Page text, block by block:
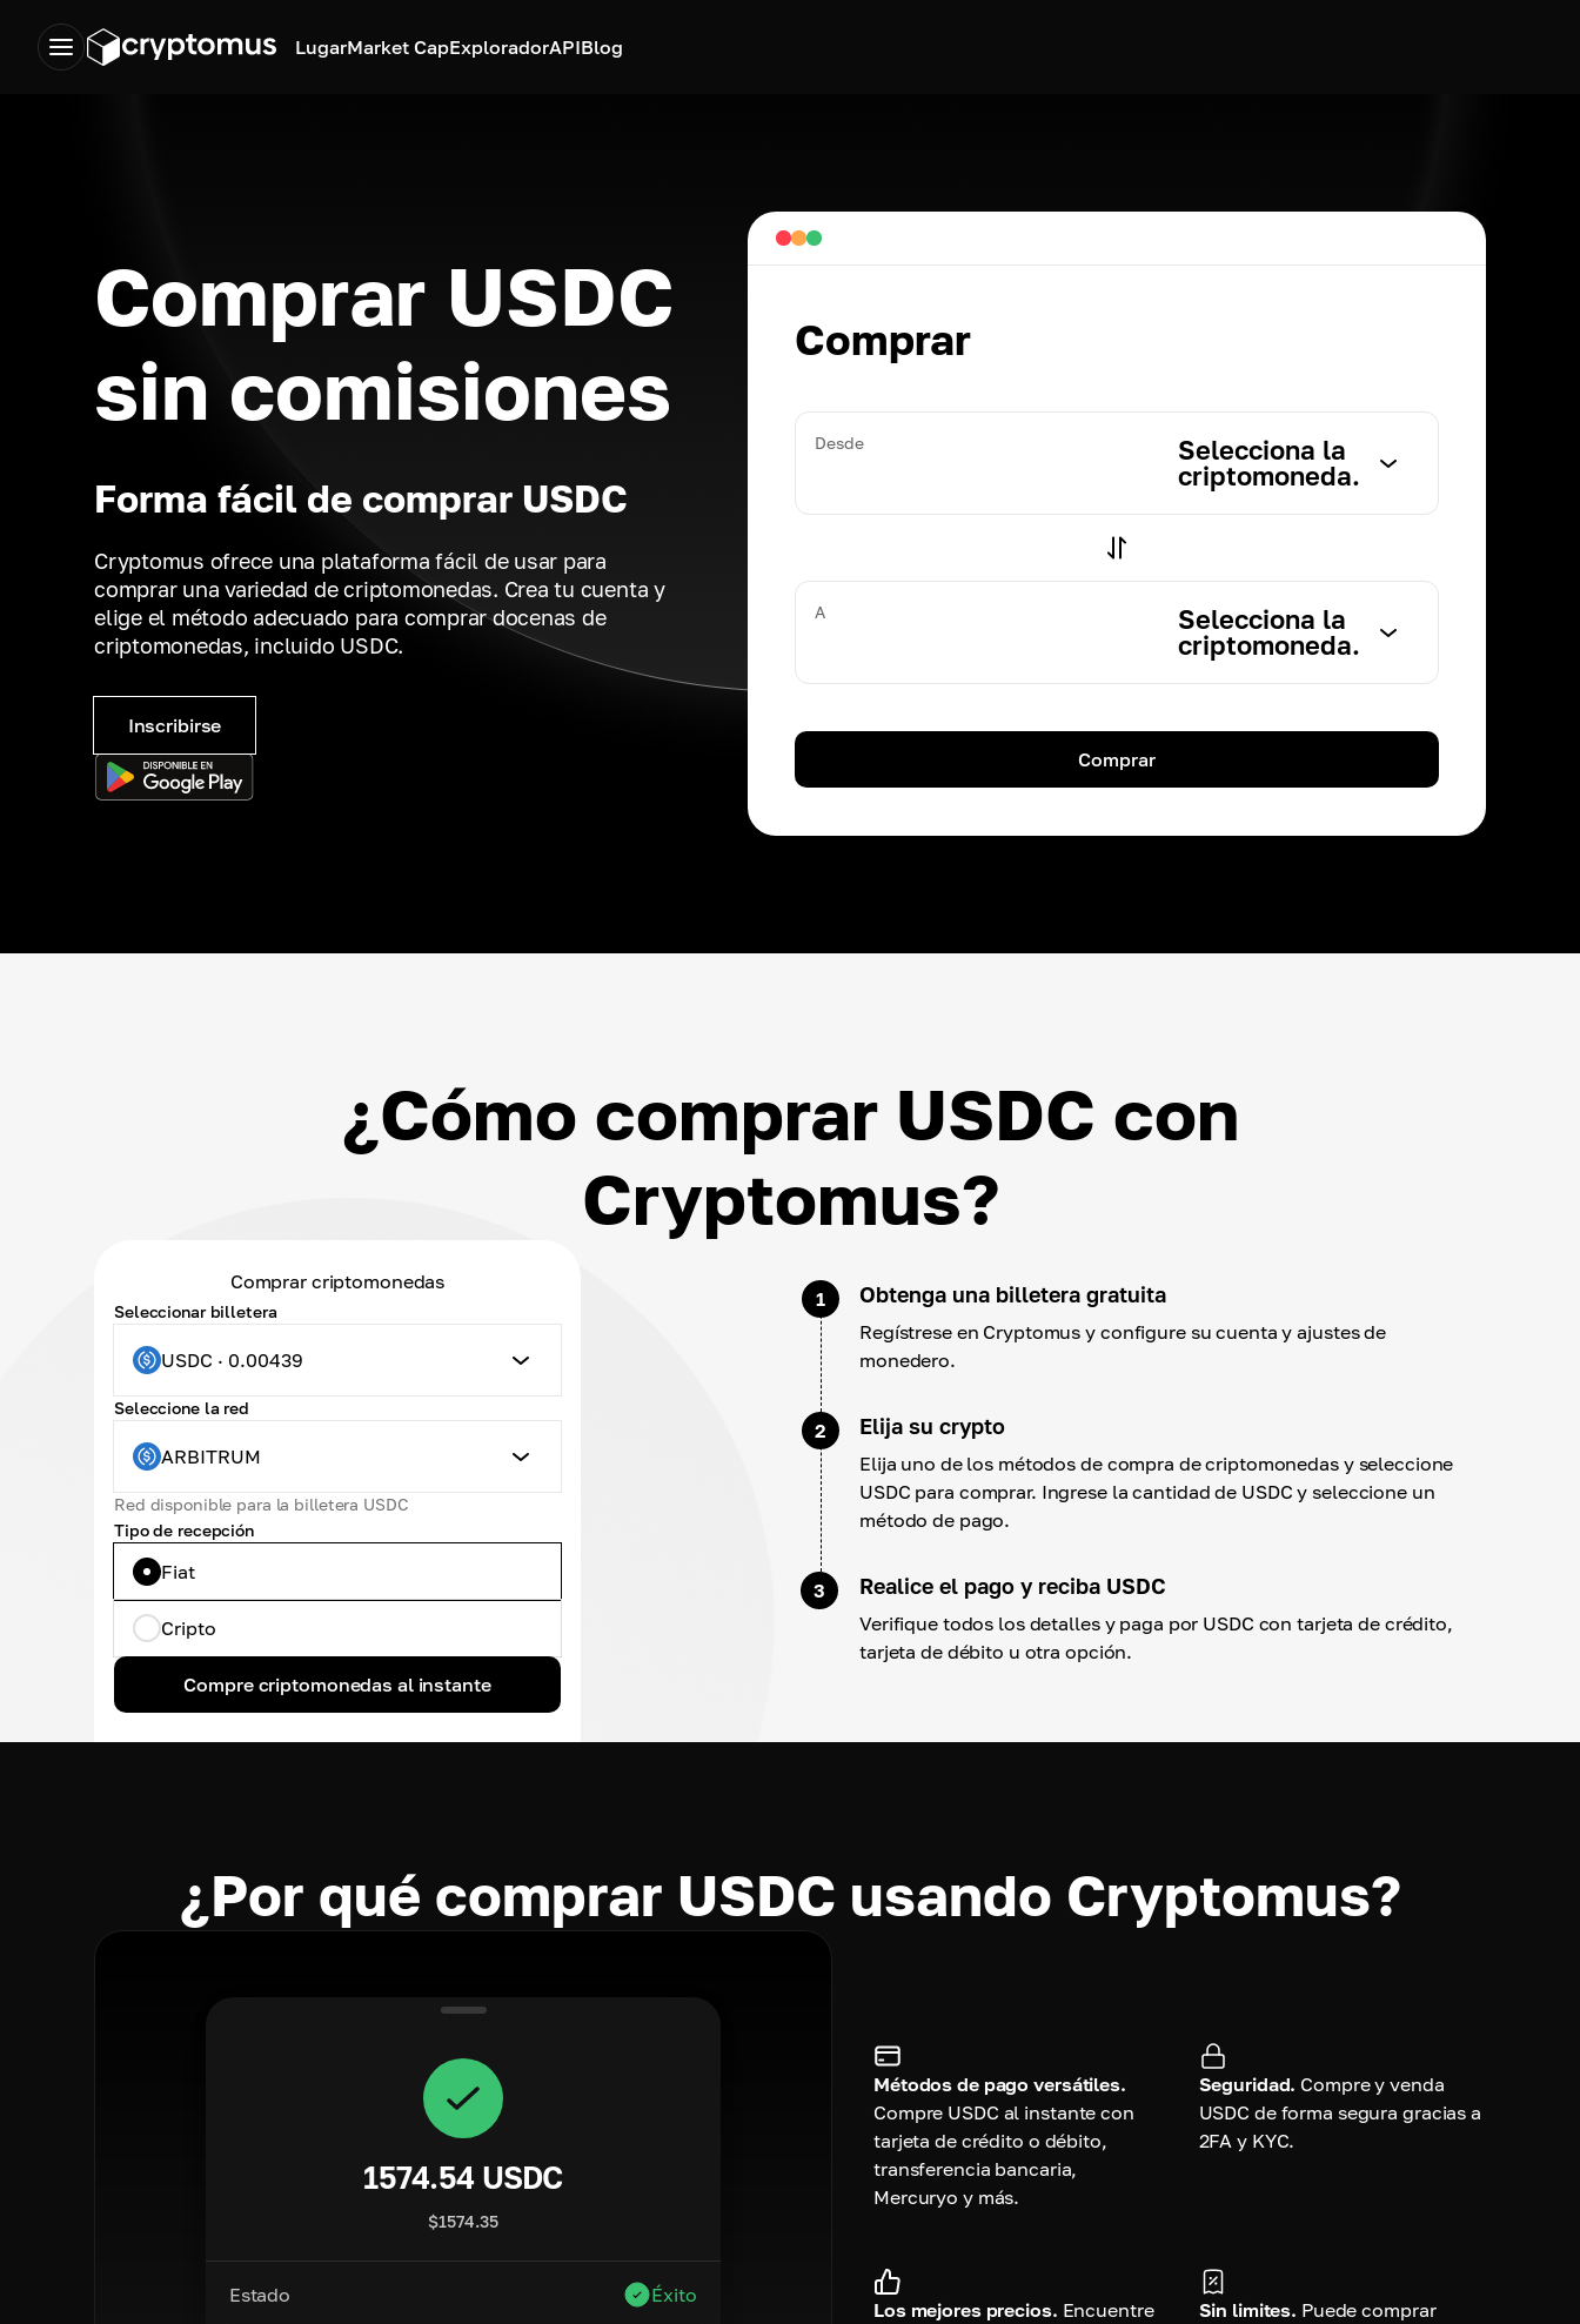
LugarMarket CapExploradorAPIBlog
Comprar USDC
sin comisiones
Forma fácil de comprar USDC
Cryptomus ofrece una plataforma fácil de usar para
comprar una variedad de criptomonedas. Crea tu cuenta y
elige el método adecuado para comprar docenas de
criptomonedas, incluido USDC.
Inscribirse
Comprar
Desde
Selecciona la
criptomoneda.
A
Selecciona la
criptomoneda.
Comprar
¿Cómo comprar USDC con
Cryptomus?
Comprar criptomonedas
Seleccionar billetera
USDC · 0.00439
Seleccione la red
ARBITRUM
Red disponible para la billetera USDC
Tipo de recepción
Fiat
Cripto
Compre criptomonedas al instante
1 Obtenga una billetera gratuita
Regístrese en Cryptomus y configure su cuenta y ajustes de
monedero.
2 Elija su crypto
Elija uno de los métodos de compra de criptomonedas y seleccione
USDC para comprar. Ingrese la cantidad de USDC y seleccione un
método de pago.
3 Realice el pago y reciba USDC
Verifique todos los detalles y paga por USDC con tarjeta de crédito,
tarjeta de débito u otra opción.
¿Por qué comprar USDC usando Cryptomus?
1574.54 USDC
$1574.35
Estado Éxito
Métodos de pago versátiles.
Compre USDC al instante con
tarjeta de crédito o débito,
transferencia bancaria,
Mercuryo y más.
Seguridad. Compre y venda
USDC de forma segura gracias a
2FA y KYC.
Los mejores precios. Encuentre
Sin limites. Puede comprar